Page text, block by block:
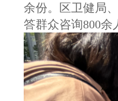
余份。区卫健局
答群众咨询800余